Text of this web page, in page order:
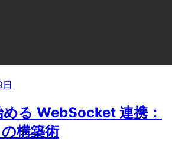
る WebSocket 連携：
構築術